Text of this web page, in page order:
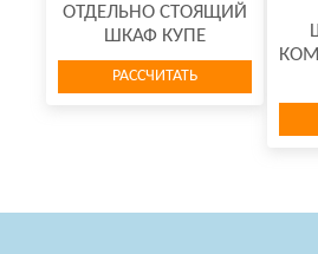
ОТДЕЛЬНО СТОЯЩИЙ
ШКАФ КУПЕ
РАССЧИТАТЬ